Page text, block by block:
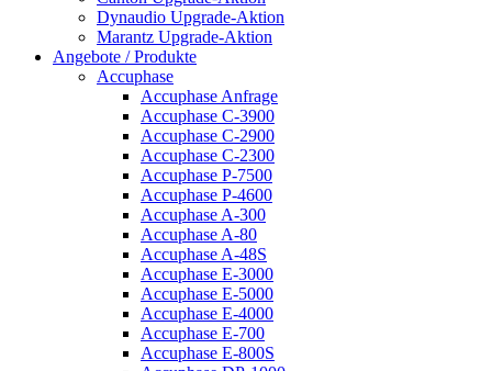
Dynaudio Upgrade-Aktion
Marantz Upgrade-Aktion
Angebote / Produkte
Accuphase
Accuphase Anfrage
Accuphase C-3900
Accuphase C-2900
Accuphase C-2300
Accuphase P-7500
Accuphase P-4600
Accuphase A-300
Accuphase A-80
Accuphase A-48S
Accuphase E-3000
Accuphase E-5000
Accuphase E-4000
Accuphase E-700
Accuphase E-800S